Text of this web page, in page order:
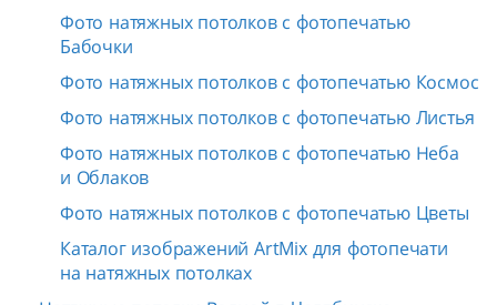
Фото натяжных потолков с фотопечатью
Бабочки
Фото натяжных потолков с фотопечатью Космос
Фото натяжных потолков с фотопечатью Листья
Фото натяжных потолков с фотопечатью Неба
и Облаков
Фото натяжных потолков с фотопечатью Цветы
Каталог изображений ArtMix для фотопечати
на натяжных потолках